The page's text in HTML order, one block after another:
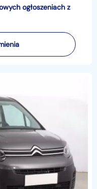
ogłoszeniach z